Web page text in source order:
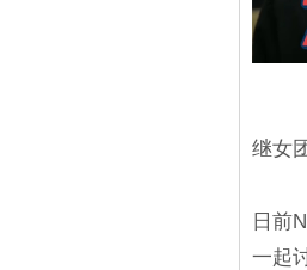
继女
日前
一起